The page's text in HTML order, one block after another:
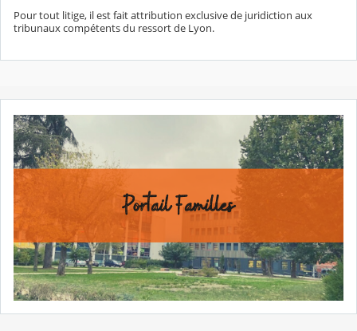
Pour tout litige, il est fait attribution exclusive de juridiction aux
tribunaux compétents du ressort de Lyon.